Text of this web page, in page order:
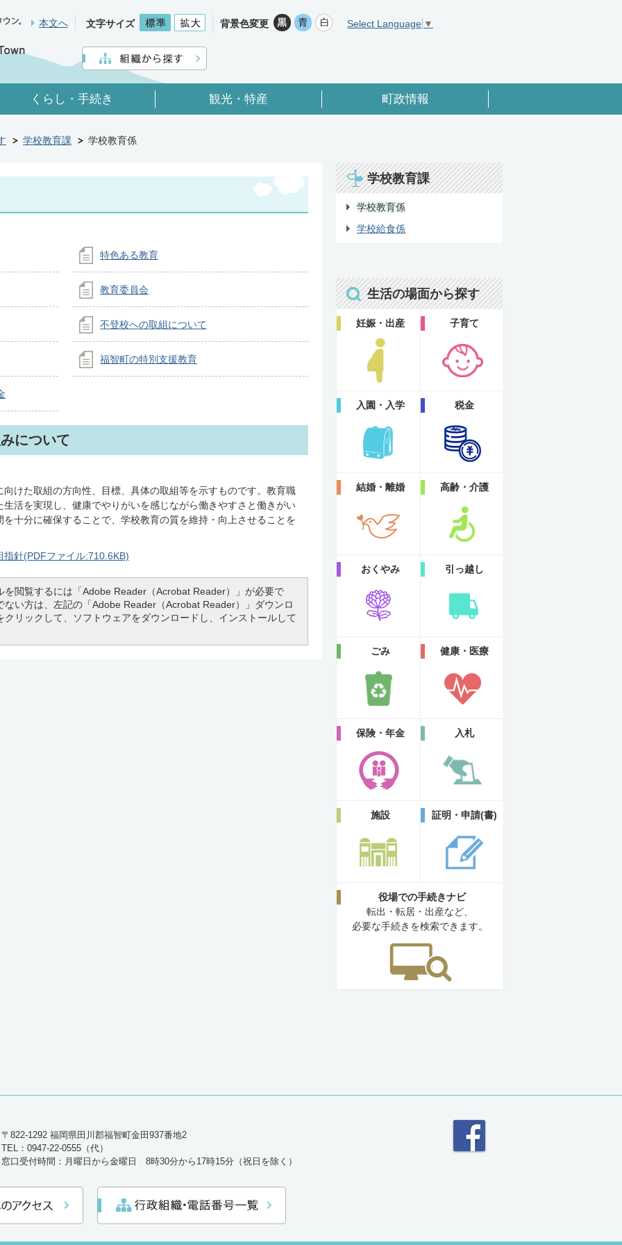
本文へ 文字サイズ 背景色変更 Select Language ▼
くらし・手続き 観光・特産 町政情報
学校教育課 学校教育係
特色ある教育
教育委員会
不登校への取組について
福智町の特別支援教育
について
けた取組の方向性、目標、具体の取組等を示すものです。教育職
活を実現し、健康でやりがいを感じながら働きやすさと働きがい
十分に確保することで、学校教育の質を維持・向上させることを
針(PDFファイル:710.6KB)
を閲覧するには「Adobe Reader（Acrobat Reader）」が必要で
ない方は、左記の「Adobe Reader（Acrobat Reader）」ダウンロ
クリックして、ソフトウェアをダウンロードし、インストールして
学校教育課
学校教育係
学校給食係
生活の場面から探す
妊娠・出産 子育て
入園・入学 税金
結婚・離婚 高齢・介護
おくやみ 引っ越し
ごみ 健康・医療
保険・年金 入札
施設 証明・申請(書)
役場での手続きナビ
転出・転居・出産など、
必要な手続きを検索できます。
〒822-1292 福岡県田川郡福智町金田937番地2
TEL：0947-22-0555（代）
窓口受付時間：月曜日から金曜日 8時30分から17時15分（祝日を除く）